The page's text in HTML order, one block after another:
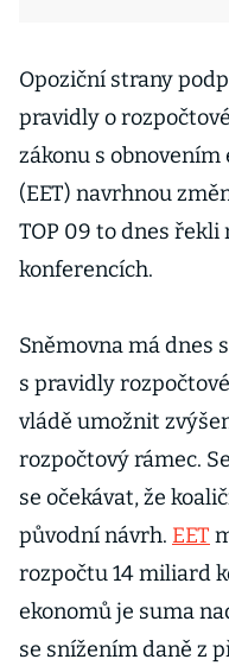
Opoziční strany
pravidly o
zákonu s
(EET) navrhnou
TOP 09 to dnes řekli
konferencích.
Sněmovna má dnes
s pravidly
vládě umožnit
rozpočtový rámec.
se očekávat, že
původní návrh. EET
rozpočtu 14 miliard
ekonomů je suma
se snížením daně z